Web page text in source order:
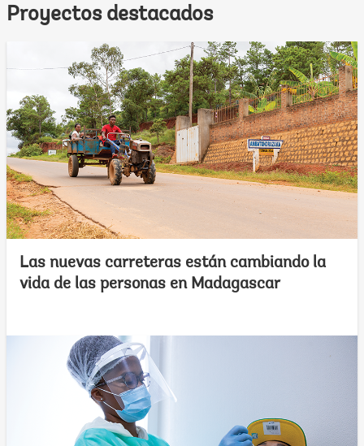
Proyectos destacados
Las nuevas carreteras están cambiando la
vida de las personas en Madagascar